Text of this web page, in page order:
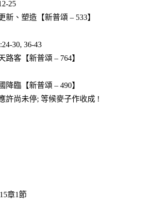
25
新、塑造【新普頌 – 533】
30, 36-43
路客【新普頌 – 764】
降臨【新普頌 – 490】
許尚未停; 等候麥子作收成 !
章1節